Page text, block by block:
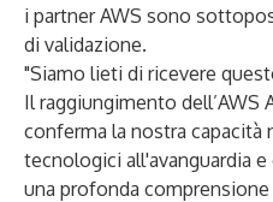
i partner AWS sono
di validazione.
"Siamo lieti di ricevere
Il raggiungimento
conferma la nostra capacità
tecnologici all'avanguardia
una profonda